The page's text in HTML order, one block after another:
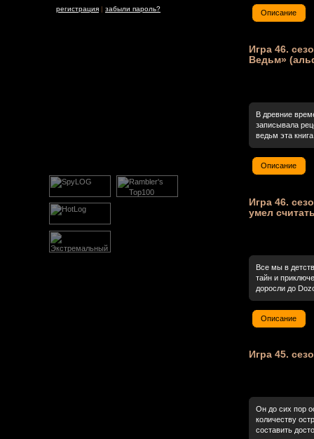
регистрация | забыли пароль? Описание
Игра 46.
Ведьм»
В древние
записывала
ведьм эта
Описание
Игра 46.
умел
Все мы в
тайн и
доросли до
Описание
Игра 45.
Он до сих пор
количеству
составить